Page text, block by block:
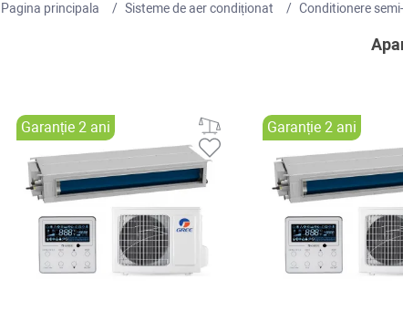
Pagina principala Sisteme de aer condiționat Conditionere
Garanție 2 ani Garanție 2 ani